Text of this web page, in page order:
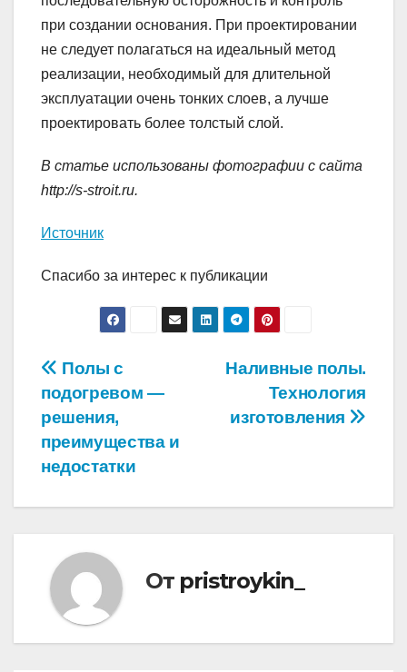
при создании основания. При проектировании
не следует полагаться на идеальный метод
реализации, необходимый для длительной
эксплуатации очень тонких слоев, а лучше
проектировать более толстый слой.
В статье использованы фотографии с сайта
http://s-stroit.ru.
Источник
Спасибо за интерес к публикации
Навигация
по
записям
Наливные полы.
Технология
изготовления
Полы с
подогревом —
решения,
преимущества и
недостатки
От pristroykin_